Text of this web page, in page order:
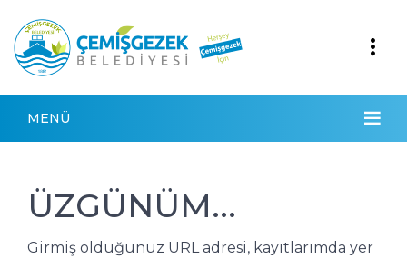
MENÜ
ÜZGÜNÜM...
Girmiş olduğunuz URL adresi, kayıtlarımda yer